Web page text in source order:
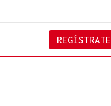
REGÍSTRATE